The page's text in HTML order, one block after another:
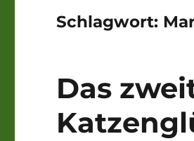
Schlagwort:
Das